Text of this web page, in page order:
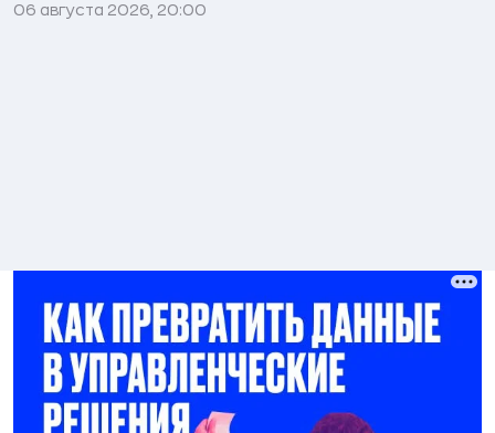
06 августа 2026, 20:00